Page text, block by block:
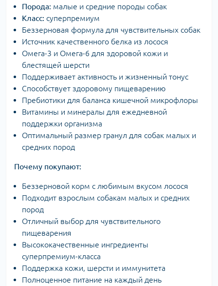
Порода: малые и средние породы собак
Класс: суперпремиум
Беззерновая формула для чувствительных собак
Источник качественного белка из лосося
Омега-3 и Омега-6 для здоровой кожи и
блестящей шерсти
Поддерживает активность и жизненный тонус
Способствует здоровому пищеварению
Пребиотики для баланса кишечной микрофлоры
Витамины и минералы для ежедневной
поддержки организма
Оптимальный размер гранул для собак малых и
средних пород
Почему покупают:
Беззерновой корм с любимым вкусом лосося
Подходит взрослым собакам малых и средних
пород
Отличный выбор для чувствительного
пищеварения
Высококачественные ингредиенты
суперпремиум-класса
Поддержка кожи, шерсти и иммунитета
Полноценное питание на каждый день